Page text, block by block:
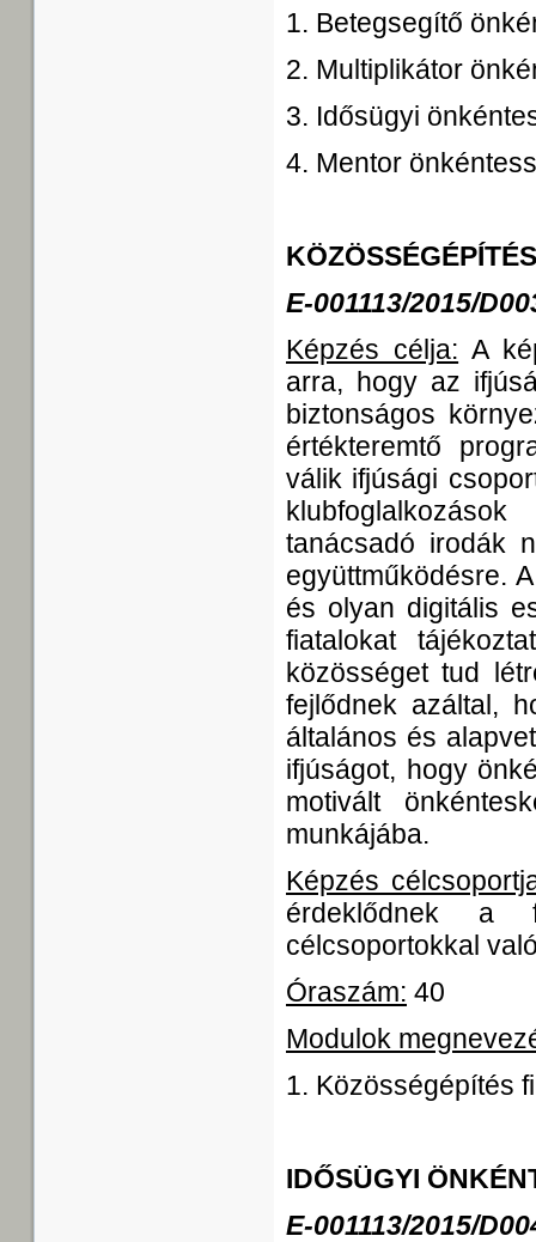
1. Betegsegítő
2. Multiplikátor
3. Idősügyi
4. Mentor
E-001113/2015/
Képzés célja: A
arra, hogy az
biztonságos
értékteremtő
válik ifjúsági
tanácsadó irodák
együttműködésre.
és olyan digitális
fiatalokat
közösséget tud
fejlődnek azáltal,
általános és
ifjúságot, hogy
motivált
munkájába.
Képzés
érdeklődnek a
célcsoportokkal
Óraszám: 40
Modulok
1. Közösségépítés
IDŐSÜGYI
E-001113/2015/D00